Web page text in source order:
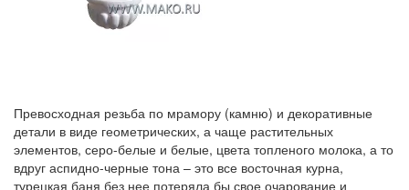
Превосходная резьба по мрамору (камню) и декоративные
детали в виде геометрических, а чаще растительных
элементов, серо-белые и белые, цвета топленого молока, а то
вдруг аспидно-черные тона – это все восточная курна,
турецкая баня без нее потеряла бы свое очарование и